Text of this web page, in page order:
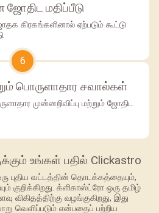
மதிப்பீடு
கிரகங்களினால் ஏற்படும் கூட்டு
6
பொருளாதார சவால்கள்
முன்னறிவிப்பு மற்றும் ஜோதிட
உங்கள் பதில் Clickastro
புதிய வட்டத்தின் தொடக்கத்தையும்,
குறிக்கிறது. க்ளிகாஸ்ட்ரோ ஒரு தமிழ்
விகிதத்திற்கு வழங்குகிறது, இது
வெளிப்படும் என்பதைப் பற்றிய